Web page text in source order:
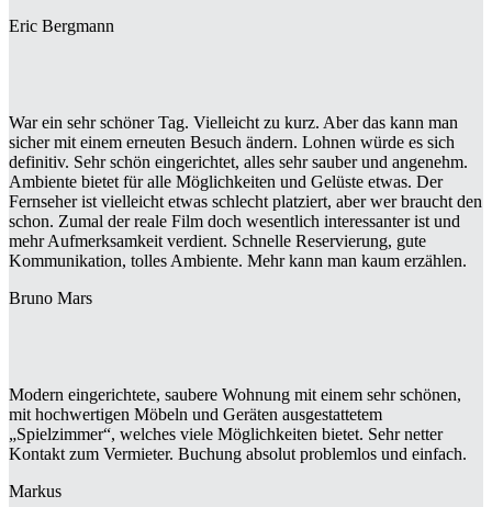
Eric Bergmann
War ein sehr schöner Tag. Vielleicht zu kurz. Aber das kann man
sicher mit einem erneuten Besuch ändern. Lohnen würde es sich
definitiv. Sehr schön eingerichtet, alles sehr sauber und angenehm.
Ambiente bietet für alle Möglichkeiten und Gelüste etwas. Der
Fernseher ist vielleicht etwas schlecht platziert, aber wer braucht den
schon. Zumal der reale Film doch wesentlich interessanter ist und
mehr Aufmerksamkeit verdient. Schnelle Reservierung, gute
Kommunikation, tolles Ambiente. Mehr kann man kaum erzählen.
Bruno Mars
Modern eingerichtete, saubere Wohnung mit einem sehr schönen,
mit hochwertigen Möbeln und Geräten ausgestattetem
„Spielzimmer“, welches viele Möglichkeiten bietet. Sehr netter
Kontakt zum Vermieter. Buchung absolut problemlos und einfach.
Markus